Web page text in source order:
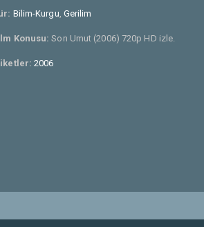
Bilim-Kurgu, Gerilim
Konusu:Son Umut (2006) 720p HD izle.
2006